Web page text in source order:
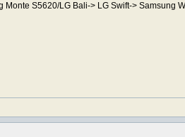
S5620/LG Bali-> LG Swift-> Samsung